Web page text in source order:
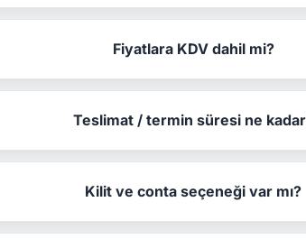
Fiyatlara KDV dahil mi?
Teslimat / termin süresi ne
Kilit ve conta seçeneği var mı?